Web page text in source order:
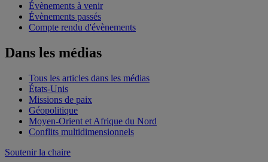
Évènements à venir
Évènements passés
Compte rendu d'évènements
Dans les médias
Tous les articles dans les médias
États-Unis
Missions de paix
Géopolitique
Moyen-Orient et Afrique du Nord
Conflits multidimensionnels
Soutenir la chaire